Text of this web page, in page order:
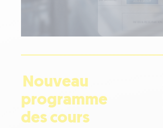
Nouveau
programme
des cours